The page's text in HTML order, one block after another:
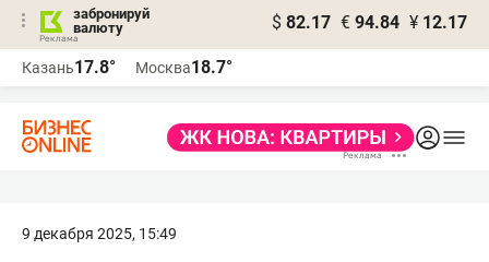
забронируй
валюту
$ 82.17 € 94.84 ¥ 12.17
Казань17.8° Москва18.7°
9 декабря 2025, 15:49